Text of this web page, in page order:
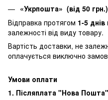
«Укрпошта» (від 50
Відправка протягом 1-5 днів
залежності від виду товару.
Вартість доставки, не
оплачується виключно
Умови оплати
1. Післяплата "Нова Пошта"